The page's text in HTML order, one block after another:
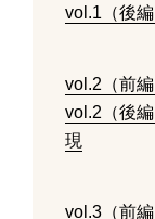
vol.1（後
vol.2（前
vol.2（後
現
vol.3（前